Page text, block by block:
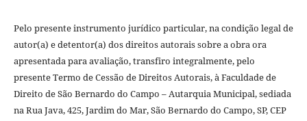
Pelo presente instrumento jurídico particular, na condição legal de
autor(a) e detentor(a) dos direitos autorais sobre a obra ora
apresentada para avaliação, transfiro integralmente, pelo
presente Termo de Cessão de Direitos Autorais, à Faculdade de
Direito de São Bernardo do Campo – Autarquia Municipal, sediada
na Rua Java, 425, Jardim do Mar, São Bernardo do Campo, SP, CEP